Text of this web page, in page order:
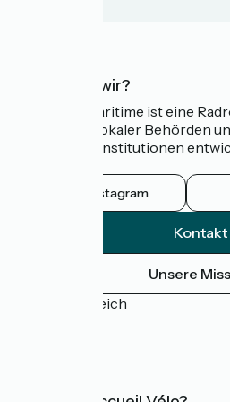
Wer sind wir?
Die Vélomaritime ist eine
Netzwerk lokaler Behörden
Tourismusinstitutionen
Instagram
Kontakt
Unsere
Pressebereich